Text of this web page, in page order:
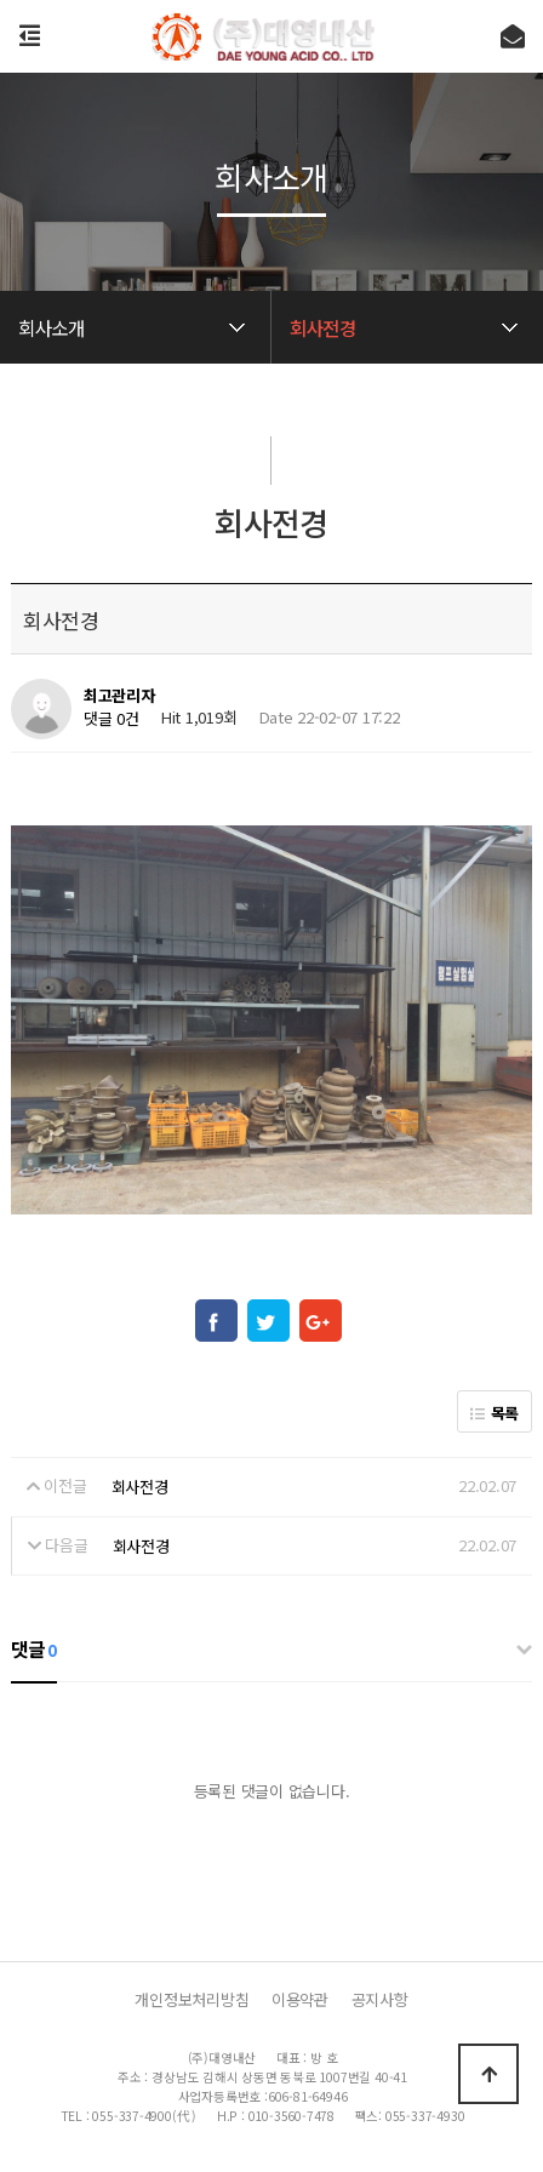
회사소개 회사전경
회사소개
회사전경
회사전경
최고관리자
댓글 0건
Hit 1,019회 Date 22-02-07 17:22
목록
이전글 회사전경 22.02.07
다음글 회사전경 22.02.07
댓글0
등록된 댓글이 없습니다.
개인정보처리방침 이용약관 공지사항
(주)대영내산
대표 : 방 호
주소 : 경상남도 김해시 상동면 동북로 1007번길 40-41
사업자등록번호 :606-81-64946
TEL : 055-337-4900(代 )
H.P : 010-3560-7478
팩스: 055-337-4930